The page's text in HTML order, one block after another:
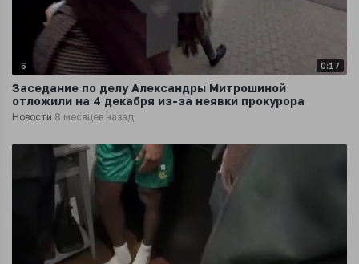
6 0:17
Заседание по делу Александры Митрошиной
отложили на 4 декабря из-за неявки прокурора
Новости 8 месяцев назад